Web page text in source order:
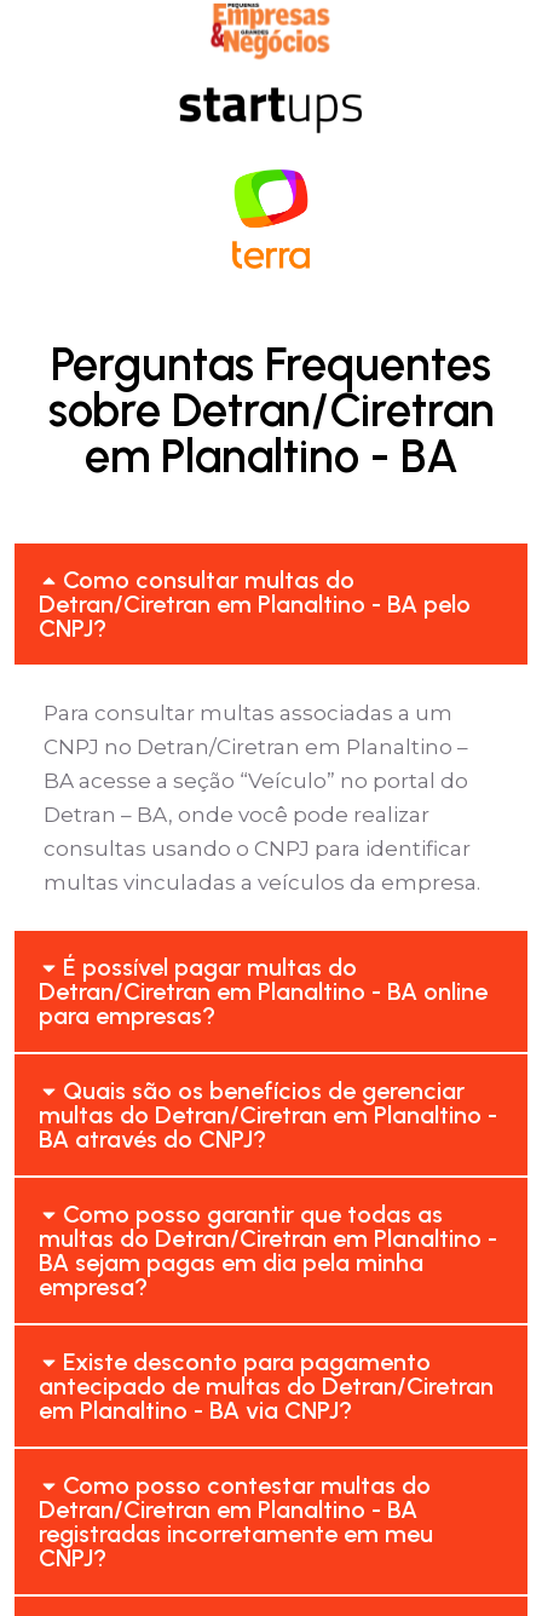
Perguntas Frequentes
sobre Detran/Ciretran
em Planaltino - BA
Como consultar multas do
Detran/Ciretran em Planaltino - BA pelo
CNPJ?
Para consultar multas associadas a um
CNPJ no Detran/Ciretran em Planaltino –
BA acesse a seção “Veículo” no portal do
Detran – BA, onde você pode realizar
consultas usando o CNPJ para identificar
multas vinculadas a veículos da empresa.
É possível pagar multas do
Detran/Ciretran em Planaltino - BA online
para empresas?
Quais são os benefícios de gerenciar
multas do Detran/Ciretran em Planaltino -
BA através do CNPJ?
Como posso garantir que todas as
multas do Detran/Ciretran em Planaltino -
BA sejam pagas em dia pela minha
empresa?
Existe desconto para pagamento
antecipado de multas do Detran/Ciretran
em Planaltino - BA via CNPJ?
Como posso contestar multas do
Detran/Ciretran em Planaltino - BA
registradas incorretamente em meu
CNPJ?